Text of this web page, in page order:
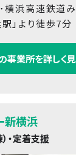
浜高速鉄道
」より徒歩7分
事業所を詳しく
新横浜
・定着支援